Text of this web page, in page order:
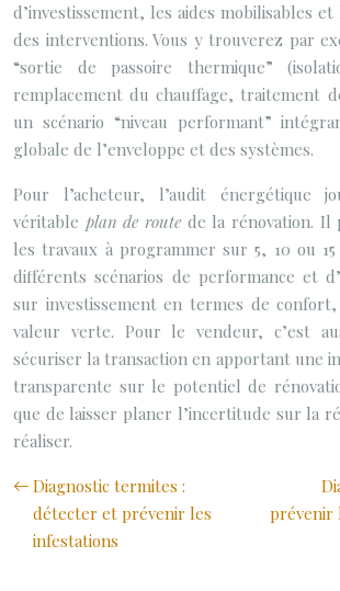
d’investissement, les aides mobilisables
des interventions. Vous y trouverez par
“sortie de passoire thermique”
remplacement du chauffage, traitement
un scénario “niveau performant”
globale de l’enveloppe et des systèmes.
Pour l’acheteur, l’audit énergétique
véritable plan de route de la rénovation. Il
les travaux à programmer sur 5, 10 ou
différents scénarios de performance et
sur investissement en termes de
valeur verte. Pour le vendeur, c’est
sécuriser la transaction en apportant une
transparente sur le potentiel de
que de laisser planer l’incertitude sur la
réaliser.
Diagnostic termites :
détecter et prévenir les
infestations
prévenir